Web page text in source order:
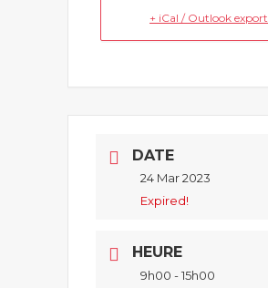
+ iCal / Outlook export
DATE
24 Mar 2023
Expired!
HEURE
9h00 - 15h00